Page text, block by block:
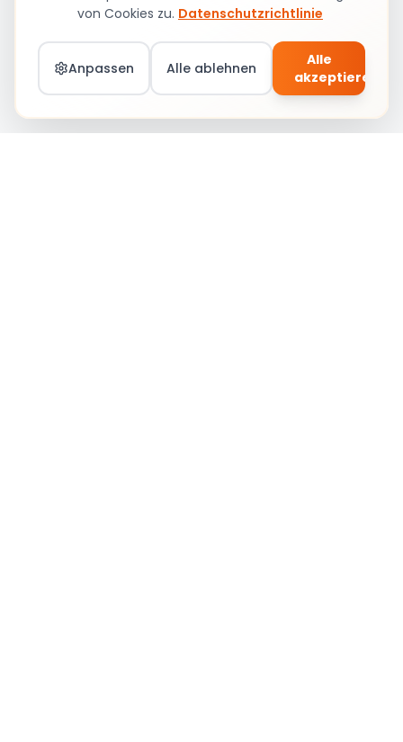
von Cookies zu. Datenschutzrichtlinie
Anpassen Alle ablehnen
Alle
akzeptieren